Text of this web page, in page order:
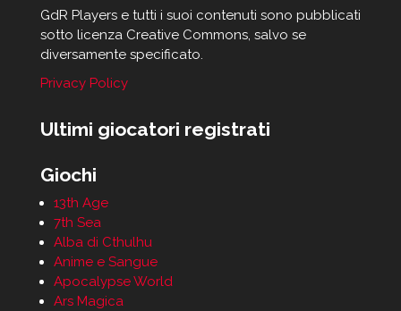
GdR Players e tutti i suoi contenuti sono pubblicati
sotto licenza Creative Commons, salvo se
diversamente specificato.
Privacy Policy
Ultimi giocatori registrati
Giochi
13th Age
7th Sea
Alba di Cthulhu
Anime e Sangue
Apocalypse World
Ars Magica